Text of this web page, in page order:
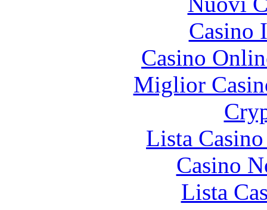
Casino
Casino
Miglior
Lista
Casino
Lista